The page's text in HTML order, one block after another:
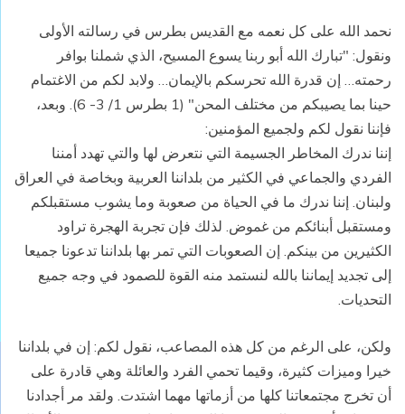
نحمد الله على كل نعمه مع القديس بطرس في رسالته الأولى
ونقول: "تبارك الله أبو ربنا يسوع المسيح، الذي شملنا بوافر
رحمته… إن قدرة الله تحرسكم بالإيمان… ولابد لكم من الاغتمام
حينا بما يصيبكم من مختلف المحن" (1 بطرس 1/ 3- 6). وبعد،
فإننا نقول لكم ولجميع المؤمنين:
إننا ندرك المخاطر الجسيمة التي نتعرض لها والتي تهدد أمننا
الفردي والجماعي في الكثير من بلداننا العربية وبخاصة في العراق
ولبنان. إننا ندرك ما في الحياة من صعوبة وما يشوب مستقبلكم
ومستقبل أبنائكم من غموض. لذلك فإن تجربة الهجرة تراود
الكثيرين من بينكم. إن الصعوبات التي تمر بها بلداننا تدعونا جميعا
إلى تجديد إيماننا بالله لنستمد منه القوة للصمود في وجه جميع
التحديات.
ولكن، على الرغم من كل هذه المصاعب، نقول لكم: إن في بلداننا
خيرا وميزات كثيرة، وقيما تحمي الفرد والعائلة وهي قادرة على
أن تخرج مجتمعاتنا كلها من أزماتها مهما اشتدت. ولقد مر أجدادنا